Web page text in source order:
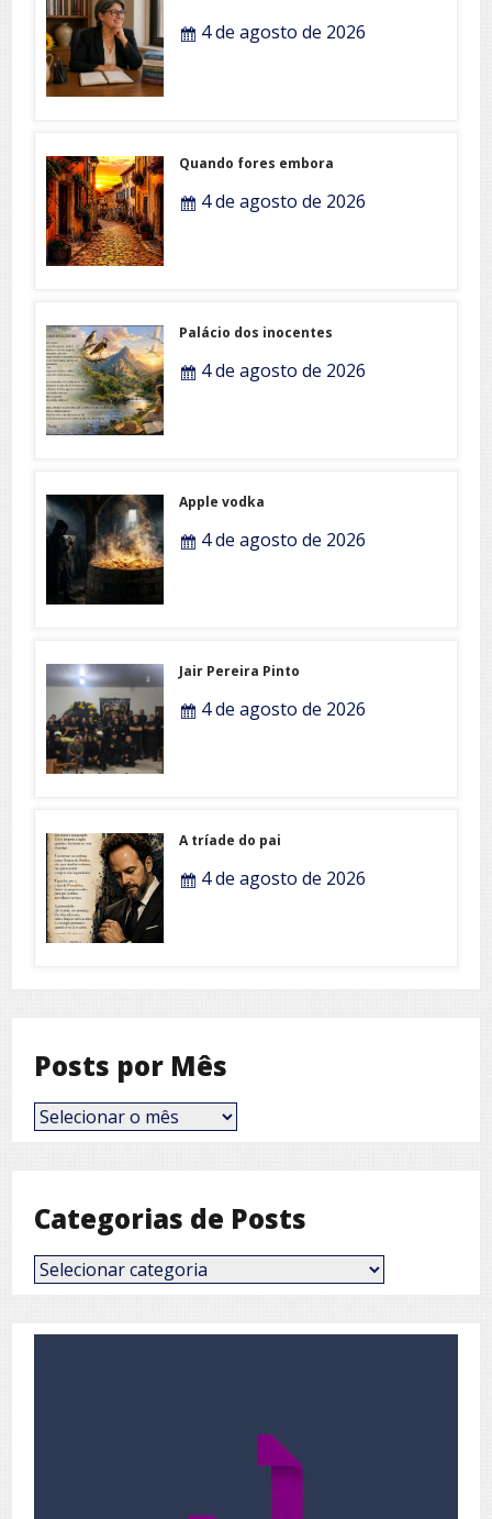
4 de agosto de 2026
Quando fores embora
4 de agosto de 2026
Palácio dos inocentes
4 de agosto de 2026
Apple vodka
4 de agosto de 2026
Jair Pereira Pinto
4 de agosto de 2026
A tríade do pai
4 de agosto de 2026
Posts por Mês
Posts
por
Categorias de Posts
Categorias
de